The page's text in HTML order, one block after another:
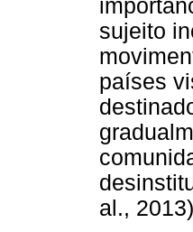
sujeito
países
al.,